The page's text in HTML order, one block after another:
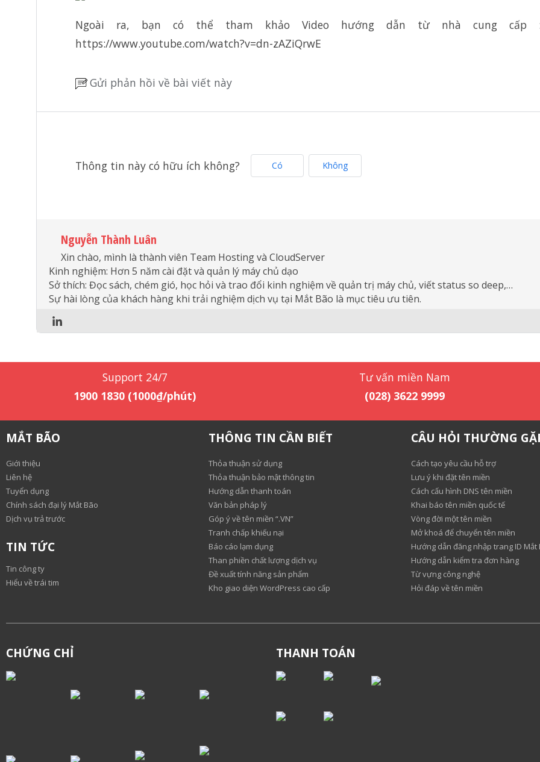
Ngoài ra, bạn có thể tham khảo Video hướng dẫn từ nhà cung cấp
https://www.youtube.com/watch?v=dn-zAZiQrwE
Gửi phản hồi về bài viết này
Thông tin này có hữu ích không? Có Không
Nguyễn Thành Luân
Xin chào, mình là thành viên Team Hosting và CloudServer
Kinh nghiệm: Hơn 5 năm cài đặt và quản lý máy chủ dạo
Sở thích: Đọc sách, chém gió, học hỏi và trao đổi kinh nghiệm về quản trị máy chủ, viết status so deep,…
Sự hài lòng của khách hàng khi trải nghiệm dịch vụ tại Mắt Bão là mục tiêu ưu tiên.
Support 24/7
1900 1830 (1000₫/phút)
Tư vấn miền Nam
(028) 3622 9999
MẮT BÃO
TIN TỨC
Giới thiệu
Liên hệ
Tuyển dụng
Chính sách đại lý Mắt Bão
Dịch vụ trả trước
Tin công ty
Hiểu về trái tim
THÔNG TIN CẦN BIẾT
Thỏa thuận sử dụng
Thỏa thuận bảo mật thông tin
Hướng dẫn thanh toán
Văn bản pháp lý
Góp ý về tên miền “.VN”
Tranh chấp khiếu nại
Báo cáo lạm dụng
Than phiền chất lượng dịch vụ
Đề xuất tính năng sản phẩm
Kho giao diện WordPress cao cấp
CÂU HỎI THƯỜNG
Cách tạo yêu cầu hỗ trợ
Lưu ý khi đặt tên miền
Cách cấu hình DNS tên miền
Khai báo tên miền quốc tế
Vòng đời một tên miền
Mở khoá để chuyển tên miền
Hướng dẫn đăng nhập trang ID Mắt
Hướng dẫn kiểm tra đơn hàng
Từ vựng công nghệ
Hỏi đáp về tên miền
CHỨNG CHỈ THANH TOÁN